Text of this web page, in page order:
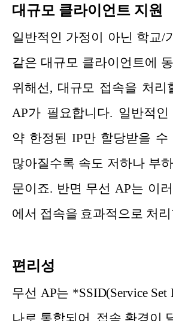
대규모 클라이언트 지원
일반적인 가정이 아닌 학교/
같은 대규모 클라이언트에
위해선, 대규모 접속을 처리
AP가 필요합니다. 일반적
약 한정된 IP만 할당받을 수
많아질수록 속도 저하나 부
문이죠. 반면 무선 AP는 이
에서 접속을 효과적으로 처
편리성
무선 AP는 *SSID(Service
나로 통합되어, 접속 환경이